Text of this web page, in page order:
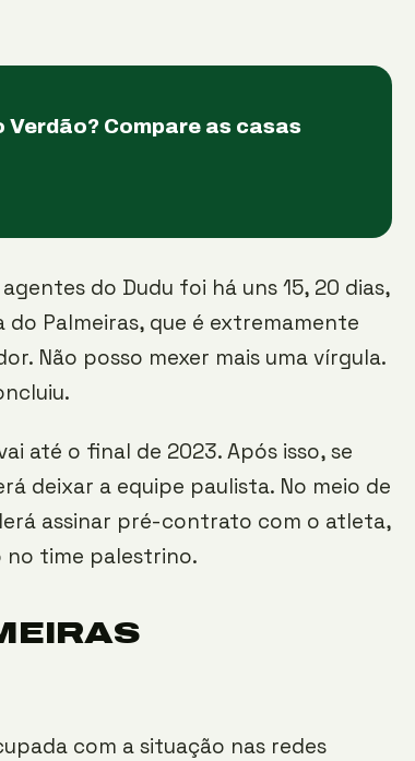
Compare as casas
do Dudu foi há uns 15, 20 dias,
Palmeiras, que é extremamente
Não posso mexer mais uma vírgula.
até o final de 2023. Após isso, se
deixar a equipe paulista. No meio de
assinar pré-contrato com o atleta,
no time palestrino.
com a situação nas redes